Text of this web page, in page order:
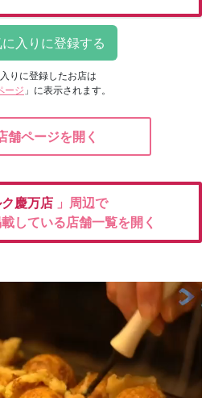
りに登録したお店は
ージ 」に表示されます。
舗ページを開く
慶万店 」周辺で
している店舗一覧を開く